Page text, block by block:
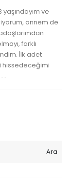
ve
annem de
farklı
İlk adet
hissedeceğimi
Ara